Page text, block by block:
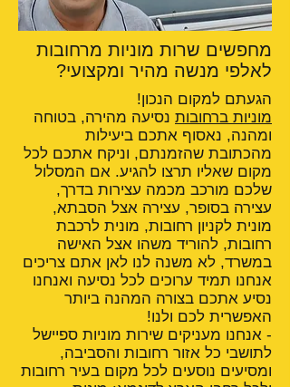
מחפשים שרות מוניות מרחובות
לאלפי מנשה מהיר ומקצועי?
הגעתם למקום הנכון!
מוניות ברחובות נסיעה מהירה, בטוחה
ומהנה, נאסוף אתכם ביעילות
מהכתובת שהזמנתם, וניקח אתכם לכל
מקום שאליו תרצו להגיע. אם המסלול
שלכם מורכב מכמה עצירות בדרך,
עצירה בסופר, עצירה אצל הסבתא,
מונית לקניון רחובות, מונית לרכבת
רחובות, להוריד משהו אצל האישה
במשרד, לא משנה לנו לאן אתם צריכים
אנחנו תמיד ערוכים לכל נסיעה ואנחנו
נסיע אתכם בצורה המהנה ביותר
האפשרית לכם ולנו!
- אנחנו מעניקים שירות מוניות ספיישל
לתושבי כל אזור רחובות והסביבה,
ומסיעים נוסעים לכל מקום בעיר רחובות